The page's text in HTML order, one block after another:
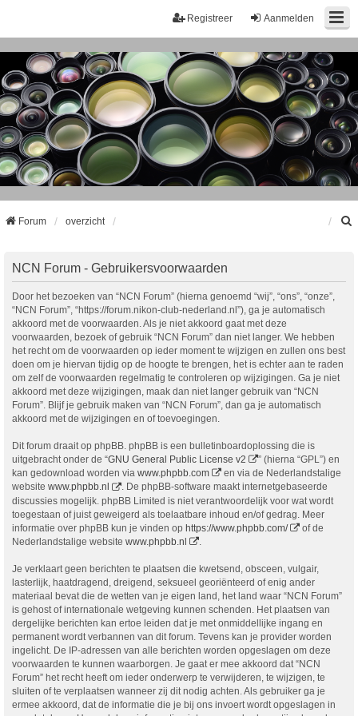
Aanmelden
Registreer
Forum overzicht
NCN Forum - Gebruikersvoorwaarden
Door het bezoeken van “NCN Forum” (hierna genoemd “wij”, “ons”, “onze”,
“NCN Forum”, “https://forum.nikon-club-nederland.nl”), ga je automatisch
akkoord met de voorwaarden. Als je niet akkoord gaat met deze
voorwaarden, bezoek of gebruik “NCN Forum” dan niet langer. We hebben
het recht om de voorwaarden op ieder moment te wijzigen en zullen ons best
doen om je hiervan tijdig op de hoogte te brengen, het is echter aan te raden
om zelf de voorwaarden regelmatig te controleren op wijzigingen. Ga je niet
akkoord met deze wijzigingen, maak dan niet langer gebruik van “NCN
Forum”. Blijf je gebruik maken van “NCN Forum”, dan ga je automatisch
akkoord met de wijzigingen en of toevoegingen.
Dit forum draait op phpBB. phpBB is een bulletinboardoplossing die is
uitgebracht onder de “GNU General Public License v2
” (hierna “GPL”) en
kan gedownload worden via www.phpbb.com
en via de Nederlandstalige
website www.phpbb.nl
. De phpBB-software maakt internetgebaseerde
discussies mogelijk. phpBB Limited is niet verantwoordelijk voor wat wordt
toegestaan of juist geweigerd als toelaatbare inhoud en/of gedrag. Meer
informatie over phpBB kun je vinden op https://www.phpbb.com/
of de
Nederlandstalige website www.phpbb.nl .
Je verklaart geen berichten te plaatsen die kwetsend, obsceen, vulgair,
lasterlijk, haatdragend, dreigend, seksueel georiënteerd of enig ander
materiaal bevat die de wetten van je eigen land, het land waar “NCN Forum”
is gehost of internationale wetgeving kunnen schenden. Het plaatsen van
dergelijke berichten kan ertoe leiden dat je met onmiddellijke ingang en
permanent wordt verbannen van dit forum. Tevens kan je provider worden
ingelicht. De IP-adressen van alle berichten worden opgeslagen om deze
voorwaarden te kunnen waarborgen. Je gaat er mee akkoord dat “NCN
Forum” het recht heeft om ieder onderwerp te verwijderen, te wijzigen, te
sluiten of te verplaatsen wanneer zij dit nodig achten. Als gebruiker ga je
ermee akkoord, dat de informatie die je bij ons invoert wordt opgeslagen in